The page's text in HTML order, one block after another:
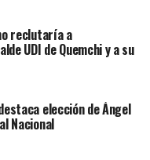
reclutaría a
UDI de Quemchi y a su
elección de Ángel
Nacional